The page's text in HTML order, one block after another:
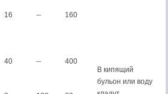
16 -- 160
В кипящий
бульон или воду
40 -- 400